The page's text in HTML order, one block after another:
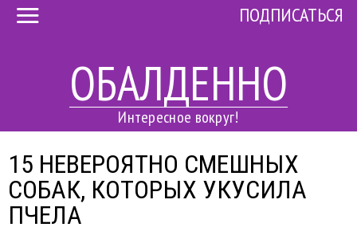
ОБАЛДЕННО
Интересное вокруг!
ПОДПИСАТЬСЯ
15 НЕВЕРОЯТНО СМЕШНЫХ
СОБАК, КОТОРЫХ УКУСИЛА
ПЧЕЛА